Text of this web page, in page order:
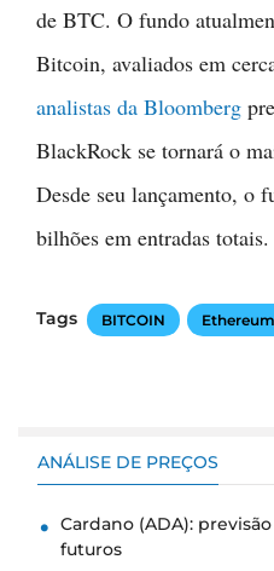
de BTC. O fundo
Bitcoin, avaliados em
analistas da Bloomberg
BlackRock se tornará o
Desde seu lançamento, o
bilhões em entradas totais.
Tags BITCOIN Ethereum
ANÁLISE DE PREÇOS
Cardano (ADA):
futuros